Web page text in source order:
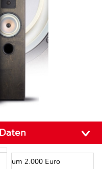
um 2.000 Euro